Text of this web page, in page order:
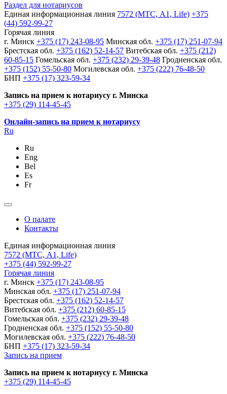
Раздел для нотариусов
Единая информационная линия 7572 (МТС, A1, Life) +375
(44) 592-99-27
Горячая линия
г. Минск +375 (17) 243-08-95 Минская обл. +375 (17) 251-07-94
Брестская обл. +375 (162) 52-14-57 Витебская обл. +375 (212)
60-85-15 Гомельская обл. +375 (232) 29-39-48 Гродненская обл.
+375 (152) 55-50-80 Могилевская обл. +375 (222) 76-48-50
БНП +375 (17) 323-59-34
Запись на прием к нотариусу г. Минска
+375 (29) 114-45-45
Онлайн-запись на прием к нотариусу
Ru
Ru
Eng
Bel
Es
Fr
О палате
Контакты
Единая информационная линия
7572 (МТС, A1, Life)
+375 (44) 592-99-27
Горячая линия
г. Минск +375 (17) 243-08-95
Минская обл. +375 (17) 251-07-94
Брестская обл. +375 (162) 52-14-57
Витебская обл. +375 (212) 60-85-15
Гомельская обл. +375 (232) 29-39-48
Гродненская обл. +375 (152) 55-50-80
Могилевская обл. +375 (222) 76-48-50
БНП +375 (17) 323-59-34
Запись на прием
Запись на прием к нотариусу г. Минска
+375 (29) 114-45-45